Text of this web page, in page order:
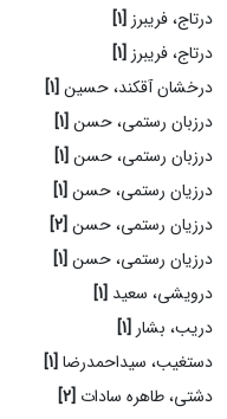
درتاج، فریبرز [1]
درتاج، فریبرز [1]
درخشان آقکند، حسین [1]
درزبان رستمی، حسن [1]
درزبان رستمی، حسن [1]
درزیان رستمی، حسن [1]
درزیان رستمی، حسن [2]
درزیان رستمی، حسن [1]
درویشی، سعید [1]
دریب، بشار [1]
دستغیب، سیداحمدرضا [1]
دشتی، طاهره سادات [2]